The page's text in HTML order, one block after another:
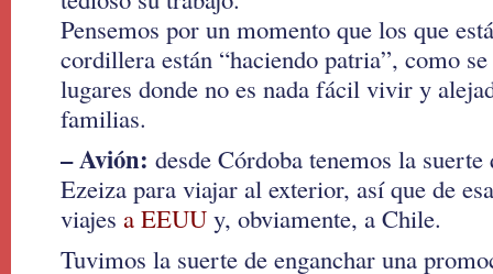
Pensemos por un momento que los que
cordillera están “haciendo patria”, como
lugares donde no es nada fácil vivir y
familias.
– Avión: desde Córdoba tenemos la
Ezeiza para viajar al exterior, así que de
viajes a EEUU y, obviamente, a Chile.
Tuvimos la suerte de enganchar una